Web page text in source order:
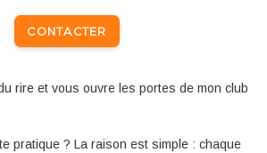
CONTACTER
rire et vous ouvre les portes de mon club
pratique ? La raison est simple : chaque